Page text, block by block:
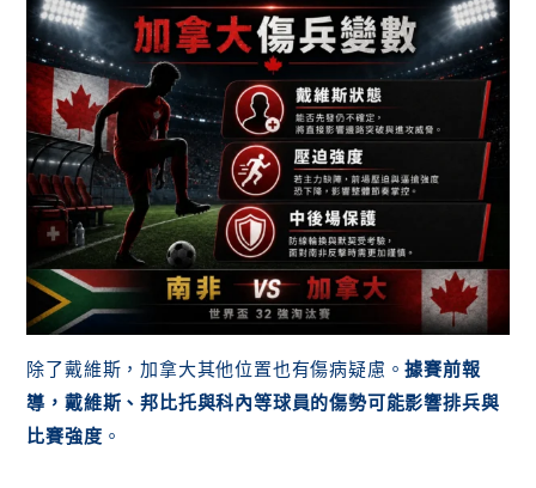
除了戴維斯，加拿大其他位置也有傷病疑慮。據賽前報
導，戴維斯、邦比托與科內等球員的傷勢可能影響排兵與
比賽強度 。